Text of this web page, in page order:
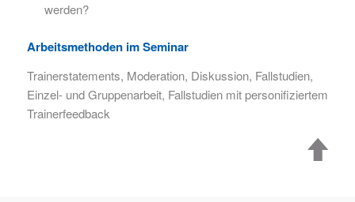
werden?
Arbeitsmethoden im Seminar
Trainerstatements, Moderation, Diskussion, Fallstudien,
Einzel- und Gruppenarbeit, Fallstudien mit personifiziertem
Trainerfeedback